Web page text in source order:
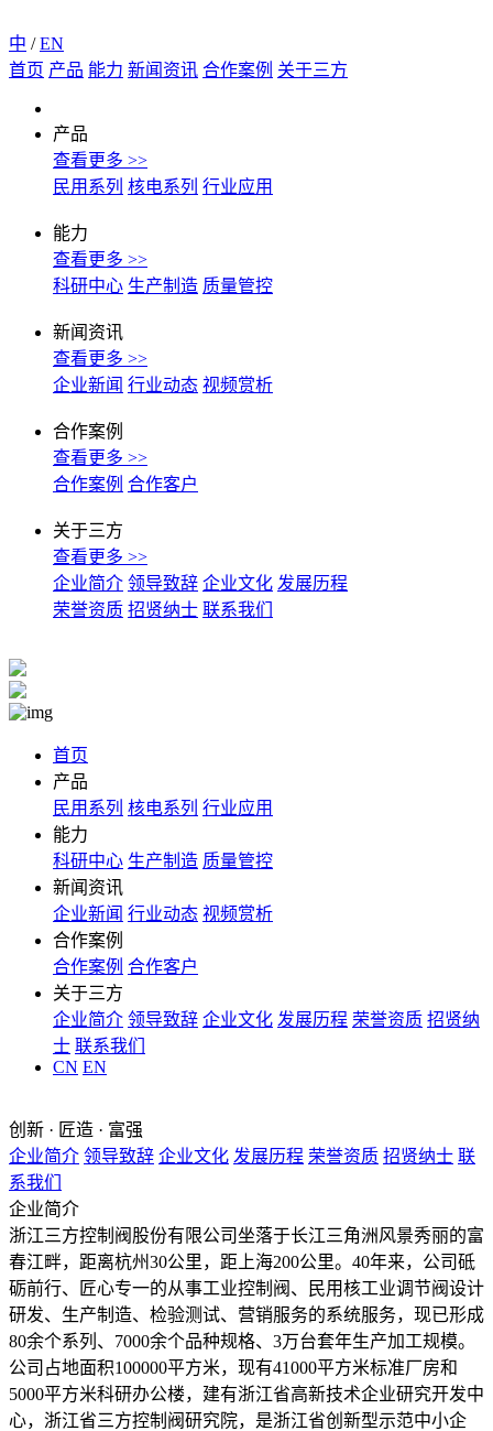
中 /EN
首页 产品 能力 新闻资讯 合作案例 关于三方
产品
查看更多 >>
民用系列 核电系列 行业应用
能力
查看更多 >>
科研中心 生产制造 质量管控
新闻资讯
查看更多 >>
企业新闻 行业动态 视频赏析
合作案例
查看更多 >>
合作案例 合作客户
关于三方
查看更多 >>
企业简介 领导致辞 企业文化 发展历程
荣誉资质 招贤纳士 联系我们
首页
产品
民用系列 核电系列 行业应用
能力
科研中心 生产制造 质量管控
新闻资讯
企业新闻 行业动态 视频赏析
合作案例
合作案例 合作客户
关于三方
企业简介 领导致辞 企业文化 发展历程 荣誉资质 招贤纳
士 联系我们
CN EN
创新 · 匠造 · 富强
企业简介 领导致辞 企业文化 发展历程 荣誉资质 招贤纳士 联
系我们
企业简介
浙江三方控制阀股份有限公司坐落于长江三角洲风景秀丽的富
春江畔，距离杭州30公里，距上海200公里。40年来，公司砥
砺前行、匠心专一的从事工业控制阀、民用核工业调节阀设计
研发、生产制造、检验测试、营销服务的系统服务，现已形成
80余个系列、7000余个品种规格、3万台套年生产加工规模。
公司占地面积100000平方米，现有41000平方米标准厂房和
5000平方米科研办公楼，建有浙江省高新技术企业研究开发中
心，浙江省三方控制阀研究院，是浙江省创新型示范中小企